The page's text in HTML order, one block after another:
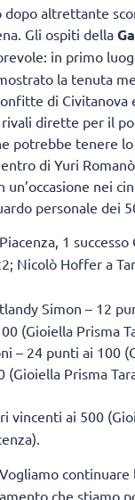
altrettante
Gli ospiti della
in primo
la tenuta
di Civitanova
dirette per il
potrebbe tenere
di Yuri
nei
personale dei
1
Nicolò Hoffer a
Simon – 12
(Gioiella Prisma
– 24 punti ai 100
Prisma
vincenti ai 500
che stiamo